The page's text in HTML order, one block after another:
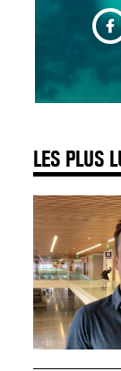
LES PLUS